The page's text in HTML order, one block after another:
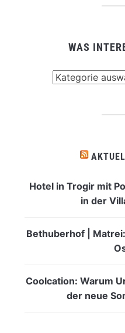
WAS
Hotel in Trogir mit
in der
Bethuberhof |
Coolcation: Warum
der neue